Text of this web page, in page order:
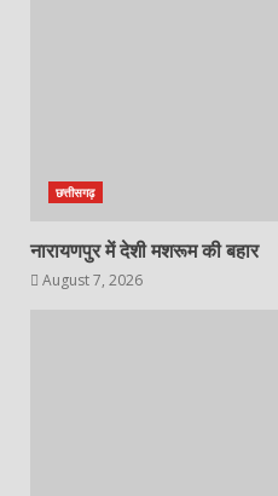
छत्तीसगढ़
नारायणपुर में देशी मशरूम की बहार
August 7, 2026